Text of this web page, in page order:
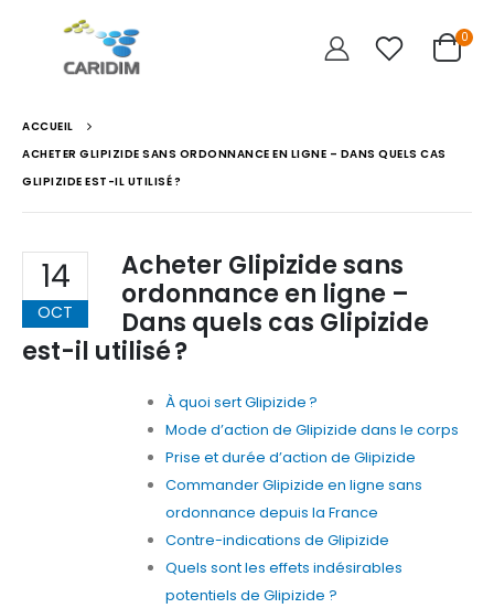
0
ACCUEIL
ACHETER GLIPIZIDE SANS ORDONNANCE EN LIGNE – DANS QUELS CAS
GLIPIZIDE EST-IL UTILISÉ ?
14
OCT
Acheter Glipizide sans
ordonnance en ligne –
Dans quels cas Glipizide
est-il utilisé ?
À quoi sert Glipizide ?
Mode d’action de Glipizide dans le corps
Prise et durée d’action de Glipizide
Commander Glipizide en ligne sans
ordonnance depuis la France
Contre-indications de Glipizide
Quels sont les effets indésirables
potentiels de Glipizide ?